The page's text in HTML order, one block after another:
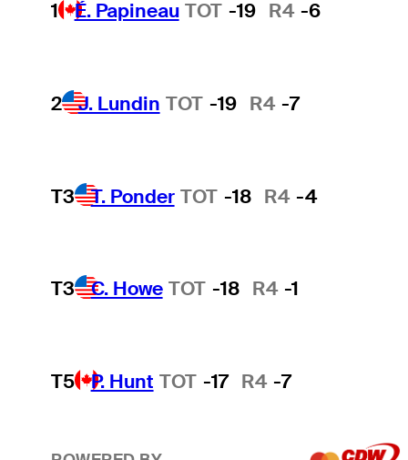
1 É. Papineau TOT -19 R4 -6
2 J. Lundin TOT -19 R4 -7
T3 T. Ponder TOT -18 R4 -4
T3 C. Howe TOT -18 R4 -1
T5 P. Hunt TOT -17 R4 -7